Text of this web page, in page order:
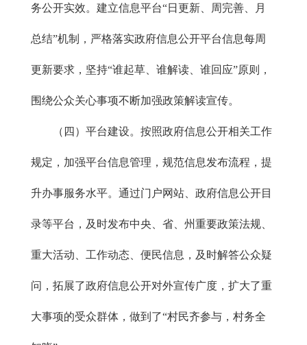
务公开实效。建立信息平台“日更新、周完善、月
总结”机制，严格落实政府信息公开平台信息每周
更新要求，坚持“谁起草、谁解读、谁回应”原则，
围绕公众关心事项不断加强政策解读宣传。
（四）平台建设。按照政府信息公开相关工作
规定，加强平台信息管理，规范信息发布流程，提
升办事服务水平。通过门户网站、政府信息公开目
录等平台，及时发布中央、省、州重要政策法规、
重大活动、工作动态、便民信息，及时解答公众疑
问，拓展了政府信息公开对外宣传广度，扩大了重
大事项的受众群体，做到了“村民齐参与，村务全